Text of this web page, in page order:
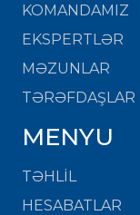
KOMANDAMIZ
EKSPERTLƏR
MƏZUNLAR
TƏRƏFDAŞLAR
MENYU
TƏHLİL
HESABATLAR